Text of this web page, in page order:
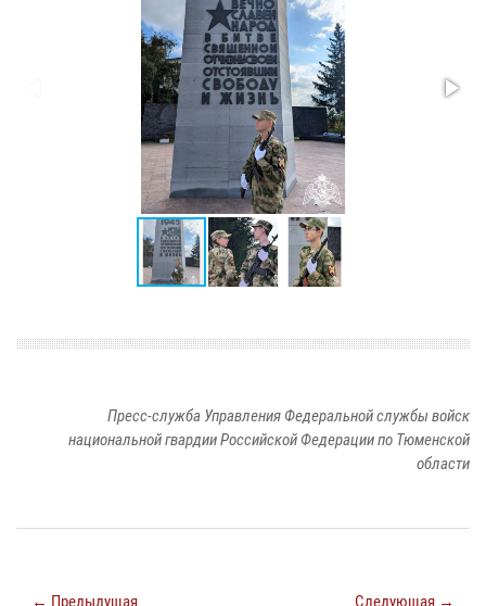
Пресс-служба Управления Федеральной службы войск
национальной гвардии Российской Федерации по Тюменской
области
← Предыдущая Следующая →